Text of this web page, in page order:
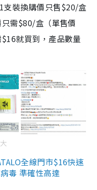
支裝換購價只售$20/盒
只需$80/盒（單售價
就買到，產品數量
全線門市$16快速
毒 準確性高達